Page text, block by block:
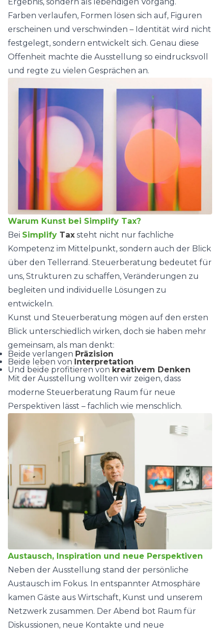
Farben verlaufen, Formen lösen sich auf, Figuren
erscheinen und verschwinden – Identität wird nicht
festgelegt, sondern entwickelt sich. Genau diese
Offenheit machte die Ausstellung so eindrucksvoll
und regte zu vielen Gesprächen an.
Warum Kunst bei Simplify Tax?
Bei Simplify Tax steht nicht nur fachliche
Kompetenz im Mittelpunkt, sondern auch der Blick
über den Tellerrand. Steuerberatung bedeutet für
uns, Strukturen zu schaffen, Veränderungen zu
begleiten und individuelle Lösungen zu
entwickeln.
Kunst und Steuerberatung mögen auf den ersten
Blick unterschiedlich wirken, doch sie haben mehr
gemeinsam, als man denkt:
Beide verlangen Präzision
Beide leben von Interpretation
Und beide profitieren von kreativem Denken
Mit der Ausstellung wollten wir zeigen, dass
moderne Steuerberatung Raum für neue
Perspektiven lässt – fachlich wie menschlich.
Austausch, Inspiration und neue Perspektiven
Neben der Ausstellung stand der persönliche
Austausch im Fokus. In entspannter Atmosphäre
kamen Gäste aus Wirtschaft, Kunst und unserem
Netzwerk zusammen. Der Abend bot Raum für
Diskussionen, neue Kontakte und neue